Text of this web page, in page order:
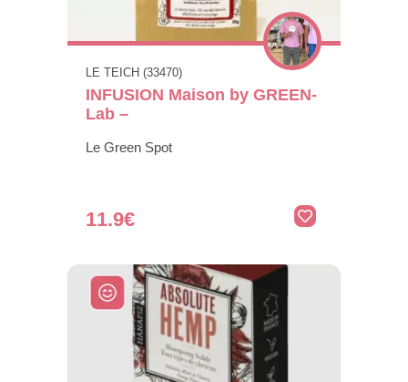
LE TEICH (33470)
INFUSION Maison by GREEN-
Lab –
Le Green Spot
11.9€